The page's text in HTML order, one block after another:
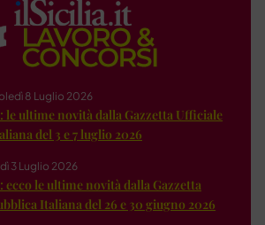
8 Luglio 2026
le ultime novità dalla Gazzetta Ufficiale
del 3 e 7 luglio 2026
3 Luglio 2026
ecco le ultime novità dalla Gazzetta
Italiana del 26 e 30 giugno 2026